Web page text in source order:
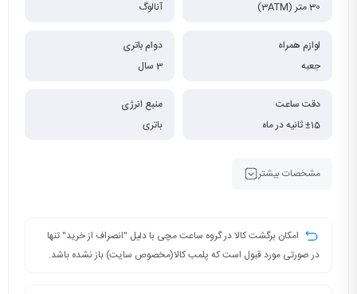
30 متر (3ATM)
آنالوگ
لوازم همراه
جعبه
دوام باتری
3 سال
دقت ساعت
±15 ثانیه در ماه
منبع انرژی
باتری
مشخصات بیشتر
امکان برگشت کالا در گروه ساعت مچی با دلیل "انصراف از خرید" تنها
در صورتی مورد قبول است که پلمب کالا(مخصوص سایت) باز نشده باشد.